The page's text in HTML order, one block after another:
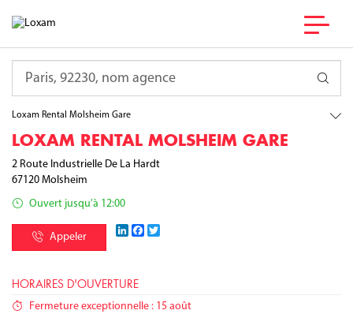
France
Loxam Rental Molsheim Gare
LOXAM RENTAL MOLSHEIM GARE
2 Route Industrielle De La Hardt
67120 Molsheim
Ouvert jusqu'à 12:00
Appeler
LinkedInFacebook
HORAIRES D'OUVERTURE
Fermeture exceptionnelle : 15 août